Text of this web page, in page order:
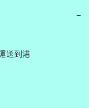
−
送到港